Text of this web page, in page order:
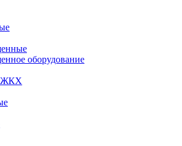
оборудование
ЖКХ